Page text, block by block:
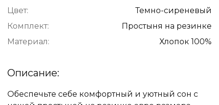
Цвет:
Темно-сиреневый
Комплект:
Простыня на резинке
Материал:
Хлопок 100%
Описание:
Обеспечьте себе комфортный и уютный сон с